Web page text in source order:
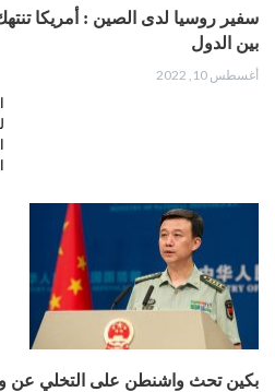
سفير روسيا لدى الصين : أمريكا
بين الدول
أغسطس 10, 2022
بكين تحث واشنطن على التخلي عن